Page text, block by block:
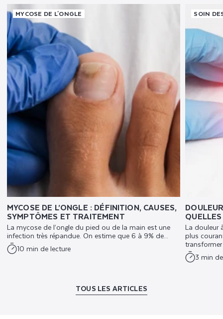
MYCOSE DE L'ONGLE
MYCOSE DE L’ONGLE : DÉFINITION, CAUSES,
SYMPTÔMES ET TRAITEMENT
La mycose de l’ongle du pied ou de la main est une
infection très répandue. On estime que 6 à 9% de...
10 min de lecture
SOIN
La douleur
plus
3 min
TOUS LES ARTICLES